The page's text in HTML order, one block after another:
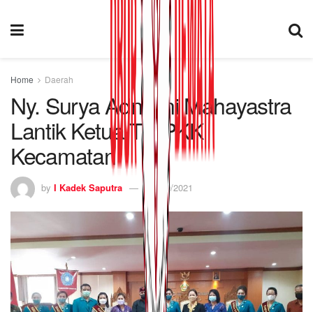
Home Daerah
Ny. Surya Adnyani Mahayastra
Lantik Ketua TP PKK
Kecamatan
by I Kadek Saputra 24/09/2021